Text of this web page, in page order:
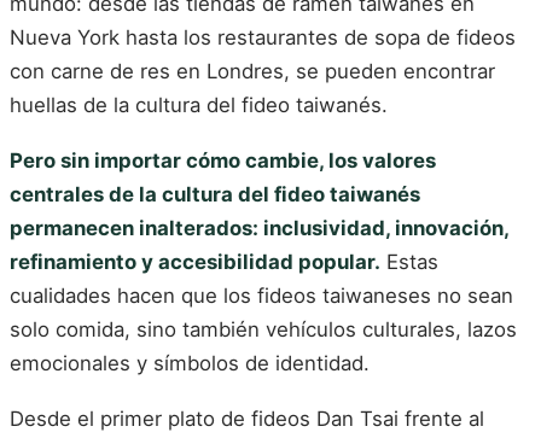
Nueva York hasta los restaurantes de sopa de fideos
con carne de res en Londres, se pueden encontrar
huellas de la cultura del fideo taiwanés.
Pero sin importar cómo cambie, los valores
centrales de la cultura del fideo taiwanés
permanecen inalterados: inclusividad, innovación,
refinamiento y accesibilidad popular. Estas
cualidades hacen que los fideos taiwaneses no sean
solo comida, sino también vehículos culturales, lazos
emocionales y símbolos de identidad.
Desde el primer plato de fideos Dan Tsai frente al